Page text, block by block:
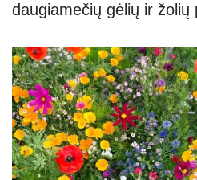
daugiamečių gėlių ir žolių